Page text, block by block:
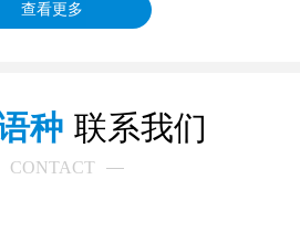
查看更多
种 联系我们
CONTACT